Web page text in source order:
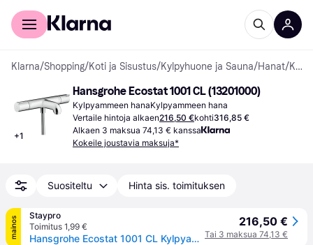
Kuluttajille
Klarna/Shopping/Koti ja Sisustus/Kylpyhuone ja Sauna/Hanat/ Kylpyammeiden ja Suihkujen Sekoittajat
+1
Hansgrohe Ecostat 1001 CL (13201000)
Kylpyammeen hanaKylpyammeen hana
Vertaile hintoja alkaen216,50 €kohti316,85 €
Alkaen 3 maksua 74,13 € kanssa
Kokeile joustavia maksuja*
Suositeltu Hinta sis. toimituksen
mainos
Staypro
Toimitus 1,99 €
Hansgrohe Ecostat 1001 CL Kylpyammehana 150 c/c, Kylpyhuone
216,50 €
Tai 3 maksua 74,13 €